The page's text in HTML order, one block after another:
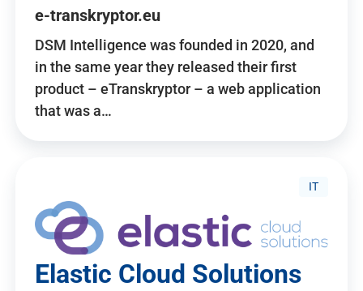
e-transkryptor.eu
DSM Intelligence was founded in 2020, and
in the same year they released their first
product – eTranskryptor – a web application
that was a…
IT
Elastic Cloud Solutions